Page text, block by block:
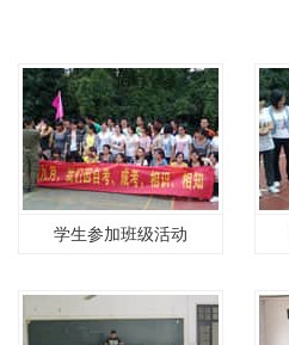
学生参加班级活动